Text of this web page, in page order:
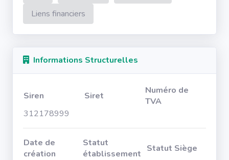
Liens financiers
Informations Structurelles
Siren Siret
Numéro de
TVA
312178999
Date de
création
Statut
établissement Statut Siège